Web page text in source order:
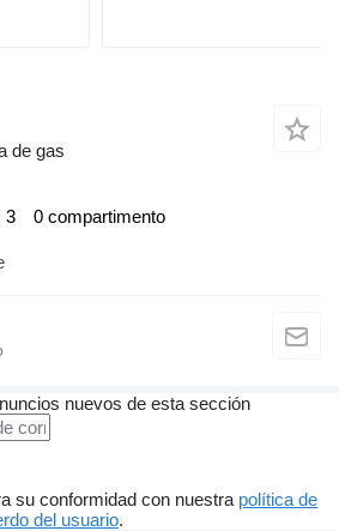
de gas
3 0 compartimento
nuevos de esta sección
su conformidad con nuestra política de
del usuario.